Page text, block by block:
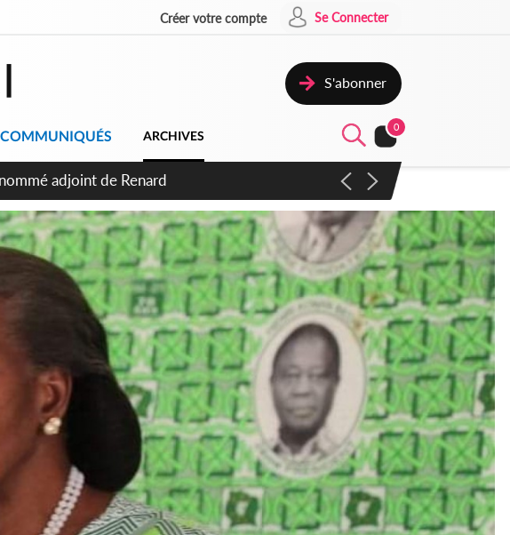
Créer votre compte Se Connecter
S'abonner
COMMUNIQUÉS ARCHIVES
0
les rumeurs d'exactions des civils